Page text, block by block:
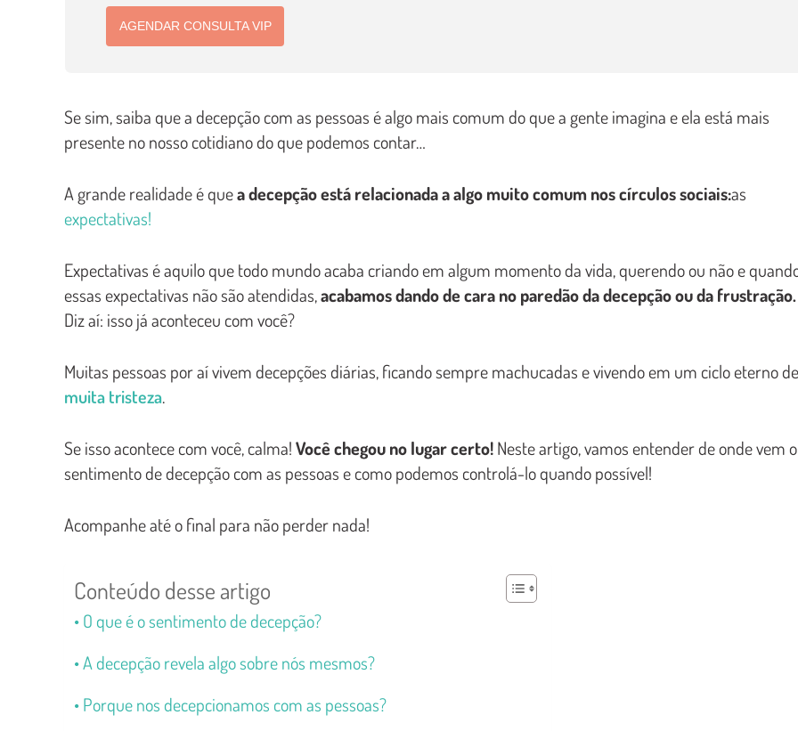
AGENDAR CONSULTA VIP
Se sim, saiba que a decepção com as pessoas é algo mais comum do que a gente imagina e ela está mais
presente no nosso cotidiano do que podemos contar…
A grande realidade é quea decepção está relacionada a algo muito comum nos círculos sociais:as
expectativas!
Expectativas é aquilo que todo mundo acaba criando em algum momento da vida, querendo ou não e
essas expectativas não são atendidas,acabamos dando de cara no paredão da decepção ou da frustração.
Diz aí: isso já aconteceu com você?
Muitas pessoas por aí vivem decepções diárias, ficando sempre machucadas e vivendo em um ciclo eterno de
muita tristeza.
Se isso acontece com você, calma!Você chegou no lugar certo!Neste artigo, vamos entender de onde vem o
sentimento de decepção com as pessoas e como podemos controlá-lo quando possível!
Acompanhe até o final para não perder nada!
Conteúdo desse artigo
O que é o sentimento de decepção?
A decepção revela algo sobre nós mesmos?
Porque nos decepcionamos com as pessoas?